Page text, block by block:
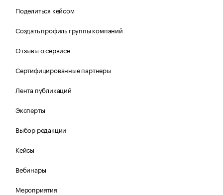
Поделиться кейсом
Создать профиль группы компаний
Отзывы о сервисе
Сертифицированные партнеры
Лента публикаций
Эксперты
Выбор редакции
Кейсы
Вебинары
Мероприятия